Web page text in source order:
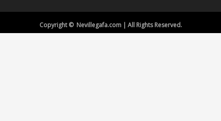
Copyright © Nevillegafa.com | All Rights Reserved.